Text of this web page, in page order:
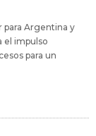
para Argentina y
el impulso
para un